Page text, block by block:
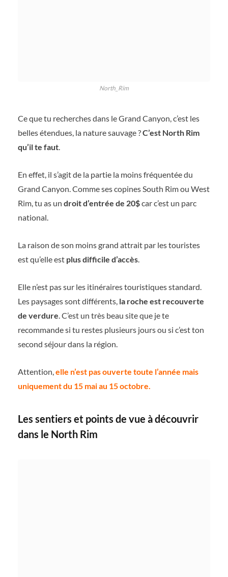
North_Rim
Ce que tu recherches dans le Grand Canyon, c’est les
belles étendues, la nature sauvage ?C’est North Rim
qu’il te faut.
En effet, il s’agit de la partie la moins fréquentée du
Grand Canyon. Comme ses copines South Rim ou West
Rim, tu as un droit d’entrée de 20$car c’est un parc
national.
La raison de son moins grand attrait par les touristes
est qu’elle est plus difficile d’accès.
Elle n’est pas sur les itinéraires touristiques standard.
Les paysages sont différents, la roche est recouverte
de verdure. C’est un très beau site que je te
recommande si tu restes plusieurs jours ou si c’est ton
second séjour dans la région.
Attention,elle n’est pas ouverte toute l’année mais
uniquement du 15 mai au 15 octobre.
Les sentiers et points de vue à découvrir
dans le North Rim